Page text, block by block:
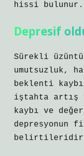
hissi bulunur.
Depresif
Sürekli
umutsuzluk,
beklenti
iştahta artış
kaybı ve
depresyonun